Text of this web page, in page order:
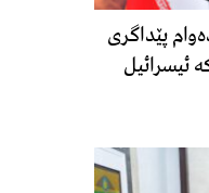
پێداگری
ئیسرائیل